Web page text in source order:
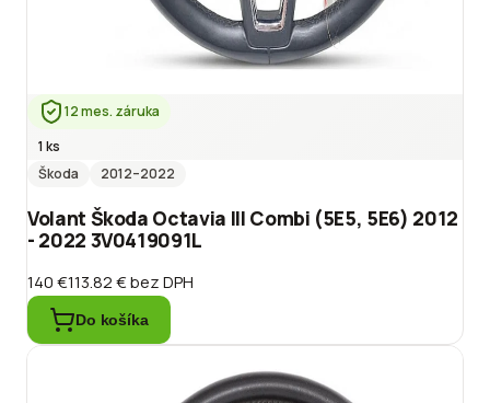
12 mes. záruka
1 ks
Škoda
2012–2022
Volant Škoda Octavia III Combi (5E5, 5E6) 2012
- 2022 3V0419091L
140 €113.82 €bez DPH
Do košíka